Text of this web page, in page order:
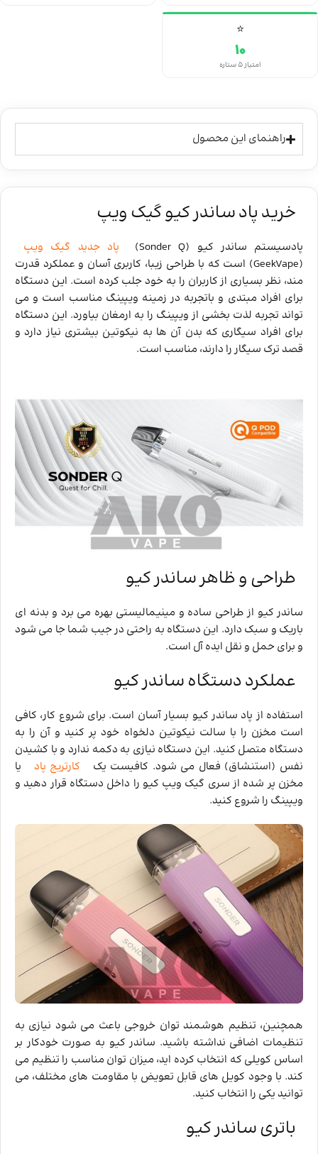
⭐
10
امتیاز ۵ ستاره
راهنمای این محصول
خرید پاد ساندر کیو گیک ویپ
پادسیستم ساندر کیو (Sonder Q)
پاد جدید گیک ویپ
(GeekVape) است که با طراحی زیبا، کاربری آسان و عملکرد قدرت
مند، نظر بسیاری از کاربران را به خود جلب کرده است. این دستگاه
برای افراد مبتدی و باتجربه در زمینه ویپینگ مناسب است و می
‌تواند تجربه لذت‌ بخشی از ویپینگ را به ارمغان بیاورد. این دستگاه
برای افراد سیگاری که بدن آن ها به نیکوتین بیشتری نیاز دارد و
قصد ترک سیگار را دارند، مناسب است.
طراحی و ظاهر ساندر کیو
ساندر کیو از طراحی ساده و مینیمالیستی بهره می ‌برد و بدنه ‌ای
باریک و سبک دارد. این دستگاه به راحتی در جیب شما جا می‌ شود
و برای حمل و نقل ایده‌ آل است.
عملکرد دستگاه ساندر کیو
استفاده از پاد ساندر کیو بسیار آسان است. برای شروع کار، کافی
است مخزن را با سالت نیکوتین دلخواه خود پر کنید و آن را به
دستگاه متصل کنید. این دستگاه نیازی به دکمه ندارد و با کشیدن
نفس (استنشاق) فعال می ‌شود. کافیست یک
کارتریج پاد
یا
مخزن پر شده از سری گیک ویپ کیو را داخل دستگاه قرار دهید و
ویپینگ را شروع کنید.
همچنین، تنظیم هوشمند توان خروجی باعث می‌ شود نیازی به
تنظیمات اضافی نداشته باشید. ساندر کیو به صورت خودکار بر
اساس کویلی که انتخاب کرده‌ اید، میزان توان مناسب را تنظیم می
‌کند. با وجود کویل ‌های قابل تعویض با مقاومت‌ های مختلف، می
‌توانید یکی را انتخاب کنید.
باتری ساندر کیو